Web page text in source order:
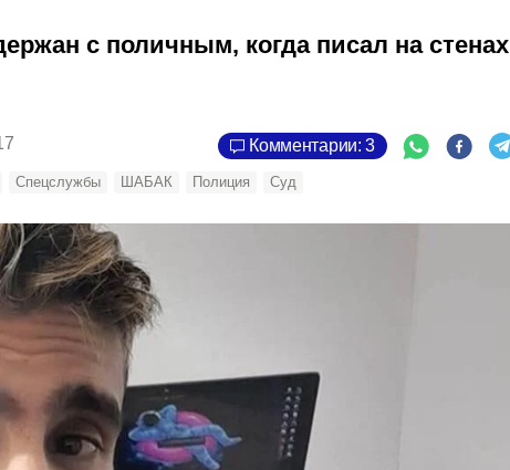
с поличным, когда писал на стенах
Комментарии: 3
Спецслужбы ШАБАК Полиция Суд